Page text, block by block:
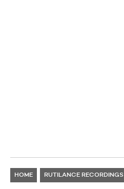
HOME RUTILANCE RECORDINGS